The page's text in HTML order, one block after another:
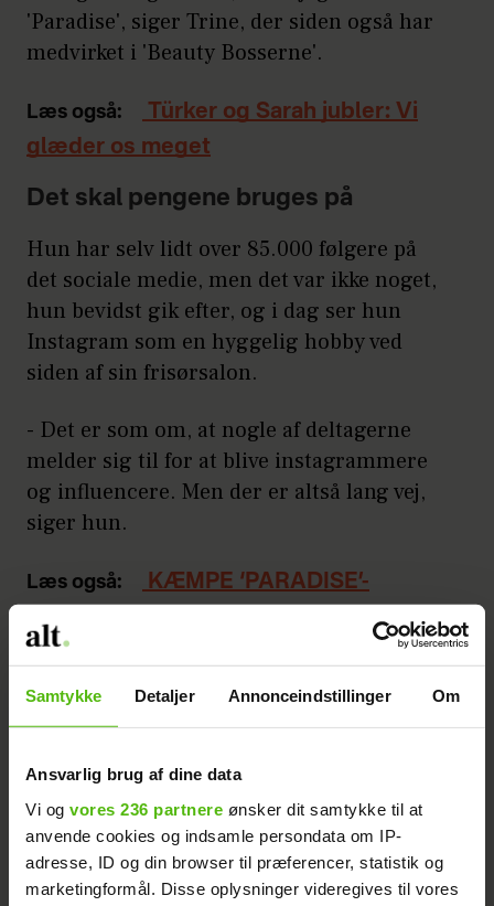
Samtykke Detaljer Annonceindstillinger Om
Ansvarlig brug af dine data
Vi og vores 236 partnere ønsker dit samtykke til at
anvende cookies og indsamle persondata om IP-
adresse, ID og din browser til præferencer, statistik og
marketingformål. Disse oplysninger videregives til vores
'Paradise', siger Trine, der siden også har
medvirket i 'Beauty Bosserne'.
Læs også:
Türker og Sarah jubler: Vi
glæder os meget
Det skal pengene bruges på
Hun har selv lidt over 85.000 følgere på
det sociale medie, men det var ikke noget,
hun bevidst gik efter, og i dag ser hun
Instagram som en hyggelig hobby ved
siden af sin frisørsalon.
- Det er som om, at nogle af deltagerne
melder sig til for at blive instagrammere
og influencere. Men der er altså lang vej,
siger hun.
Læs også:
KÆMPE ‘PARADISE’-
BRØLER: Optagelserne er forsvundet
Annonce
Og det er ikke kun deltagerne, men også